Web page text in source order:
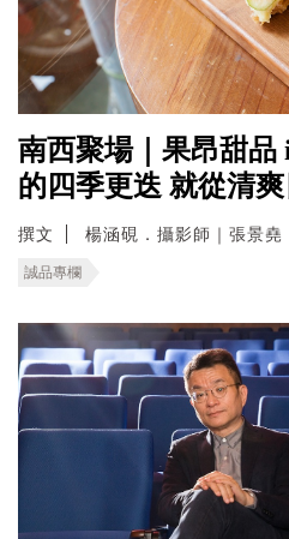
南西聚場｜果昂甜
的四季更迭 就從清
撰文 楊涵硯．攝影師｜張景堯
誠品專欄